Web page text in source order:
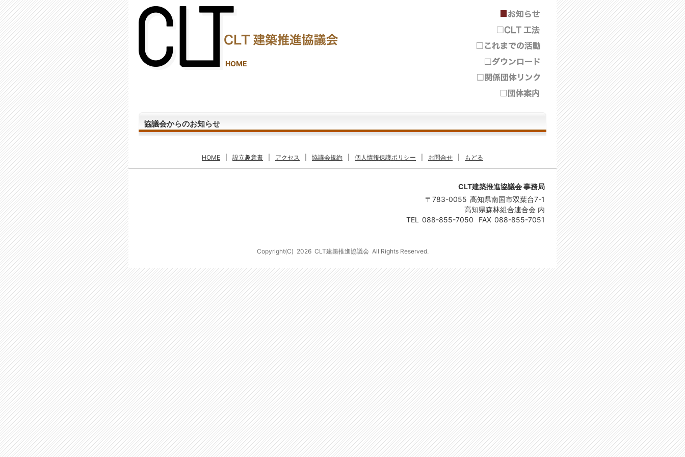
HOME
協議会からのお知らせ
HOME 設立趣意書 アクセス 協議会規約 個人情報保護ポリシー お問合せ もどる
CLT建築推進協議会 事務局
〒783-0055 高知県南国市双葉台7-1
高知県森林組合連合会 内
TEL
088-855-7050 FAX 088-855-7051
Copyright(C) 2026 CLT建築推進協議会 All Rights Reserved.